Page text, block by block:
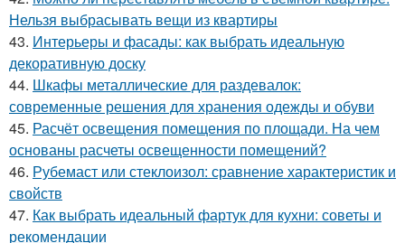
Нельзя выбрасывать вещи из квартиры
43. Интерьеры и фасады: как выбрать идеальную
декоративную доску
44. Шкафы металлические для раздевалок:
современные решения для хранения одежды и обуви
45. Расчёт освещения помещения по площади. На чем
основаны расчеты освещенности помещений?
46. Рубемаст или стеклоизол: сравнение характеристик и
свойств
47. Как выбрать идеальный фартук для кухни: советы и
рекомендации